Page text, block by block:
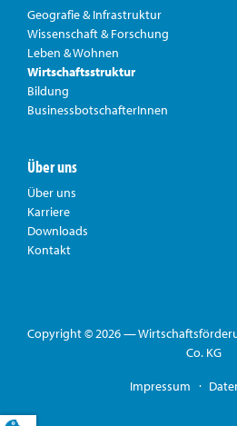
Nicole Fröhlich
Immobilienservice, Projekt
Goslar
E-Mail
Geografie & Infrastruktur
Wissenschaft & Forschung
Leben & Wohnen
Wirtschaftsstruktur
Bildung
BusinessbotschafterInnen
Über uns
Über uns
Karriere
Downloads
Kontakt
Copyright © 2026 —
Co. KG
Impressum